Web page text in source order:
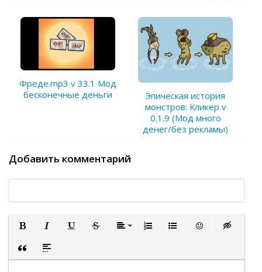
Фреде.mp3 v 33.1 Мод
бесконечные деньги
Эпическая история
монстров: Кликер v
0.1.9 (Мод много
денег/без рекламы)
Добавить комментарий
Вставка цитаты
Вставка спойлера